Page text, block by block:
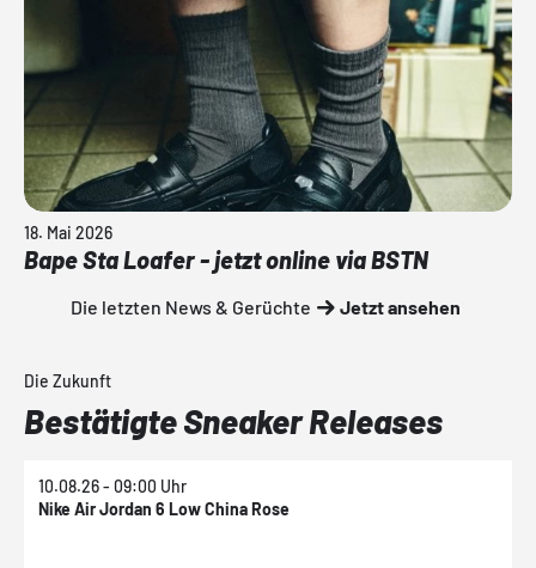
18. Mai 2026
Bape Sta Loafer - jetzt online via BSTN
Die letzten News & Gerüchte Jetzt ansehen
Die Zukunft
Bestätigte Sneaker Releases
10.08.26 - 09:00 Uhr
Nike Air Jordan 6 Low China Rose